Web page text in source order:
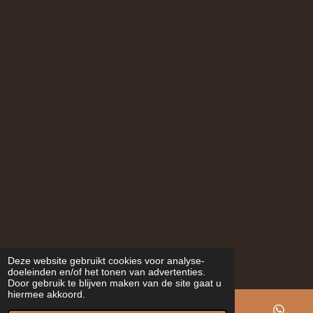
Deze website gebruikt cookies voor analyse-
doeleinden en/of het tonen van advertenties.
Door gebruik te blijven maken van de site gaat u
hiermee akkoord.